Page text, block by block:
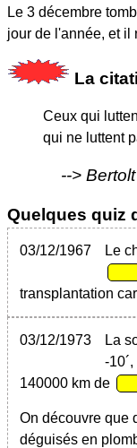
Le 3 décembre
jour de l'année, et il
La
Ceux qui
qui ne luttent
Quelques quiz
03/12/1967
Le
transplantation
03/12/1973
La
-
140000 km de
On découvre que
déguisés en